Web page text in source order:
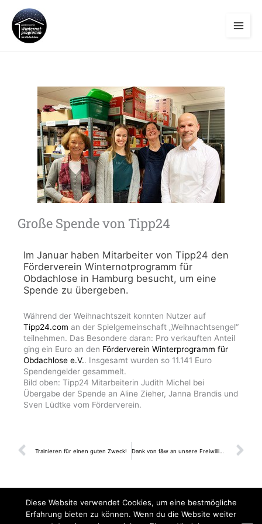
Inhalt
springen
Große Spende von Tipp24
Im Januar haben Mitarbeiter von Tipp24 den
Förderverein Winternotprogramm für
Obdachlose in Hamburg besucht, um eine
Spende zu übergeben.
Während der Weihnachtszeit konnten Nutzer auf
Tipp24.com an der Spielgemeinschaft „Weihnachtsengel“
teilnehmen. Das Besondere daran: Pro verkauften Anteil
ging ein Euro an den Förderverein Winterprogramm für
Obdachlose e.V.. Insgesamt wurden so 11.141 Euro
Spendengelder gesammelt.
Bild oben: Tipp24 Mitarbeiterin Judith Michel bei
Übergabe der Spende an Aline Zieher, Janna Brandis und
Sven Lüdtke vom Förderverein.
Prev
Trainieren für einen guten Zweck! Dank von f&w an unsere Freiwilligigen
Förderverein Winternotprogramm für Obdachlose e.V.
Diese Website verwendet Cookies, um eine bestmögliche
Erfahrung bieten zu können. Wenn du die Website weiter